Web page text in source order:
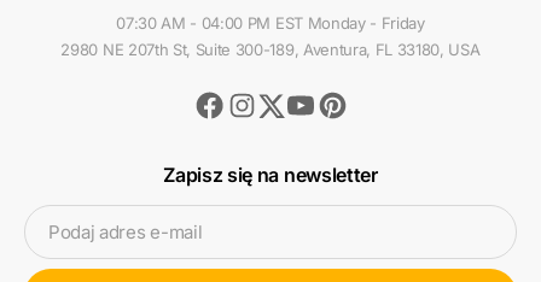
07:30 AM - 04:00 PM EST Monday - Friday
2980 NE 207th St, Suite 300-189, Aventura, FL 33180, USA
Facebook
Instagram
TwitterYoutubePinterest
Zapisz się na newsletter
Podaj adres e-mail